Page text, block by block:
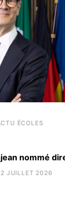
ÉCOLES
nommé
JUILLET 2026